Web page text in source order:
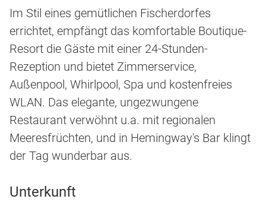
Im Stil eines gemütlichen Fischerdorfes
errichtet, empfängt das komfortable Boutique-
Resort die Gäste mit einer 24-Stunden-
Rezeption und bietet Zimmerservice,
Außenpool, Whirlpool, Spa und kostenfreies
WLAN. Das elegante, ungezwungene
Restaurant verwöhnt u.a. mit regionalen
Meeresfrüchten, und in Hemingway's Bar klingt
der Tag wunderbar aus.
Unterkunft